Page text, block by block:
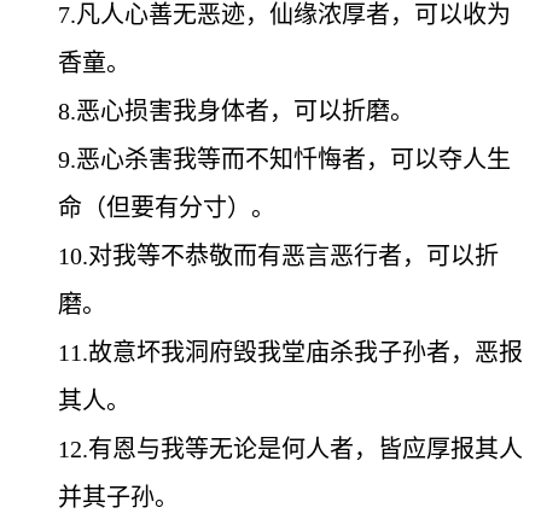
7.凡人心善无恶迹，仙缘浓厚者，可以收为
香童。
8.恶心损害我身体者，可以折磨。
9.恶心杀害我等而不知忏悔者，可以夺人生
命（但要有分寸）。
10.对我等不恭敬而有恶言恶行者，可以折
磨。
11.故意坏我洞府毁我堂庙杀我子孙者，恶报
其人。
12.有恩与我等无论是何人者，皆应厚报其人
并其子孙。